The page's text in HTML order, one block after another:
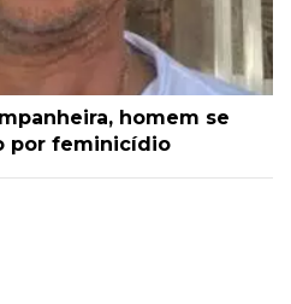
homem se
por feminicídio